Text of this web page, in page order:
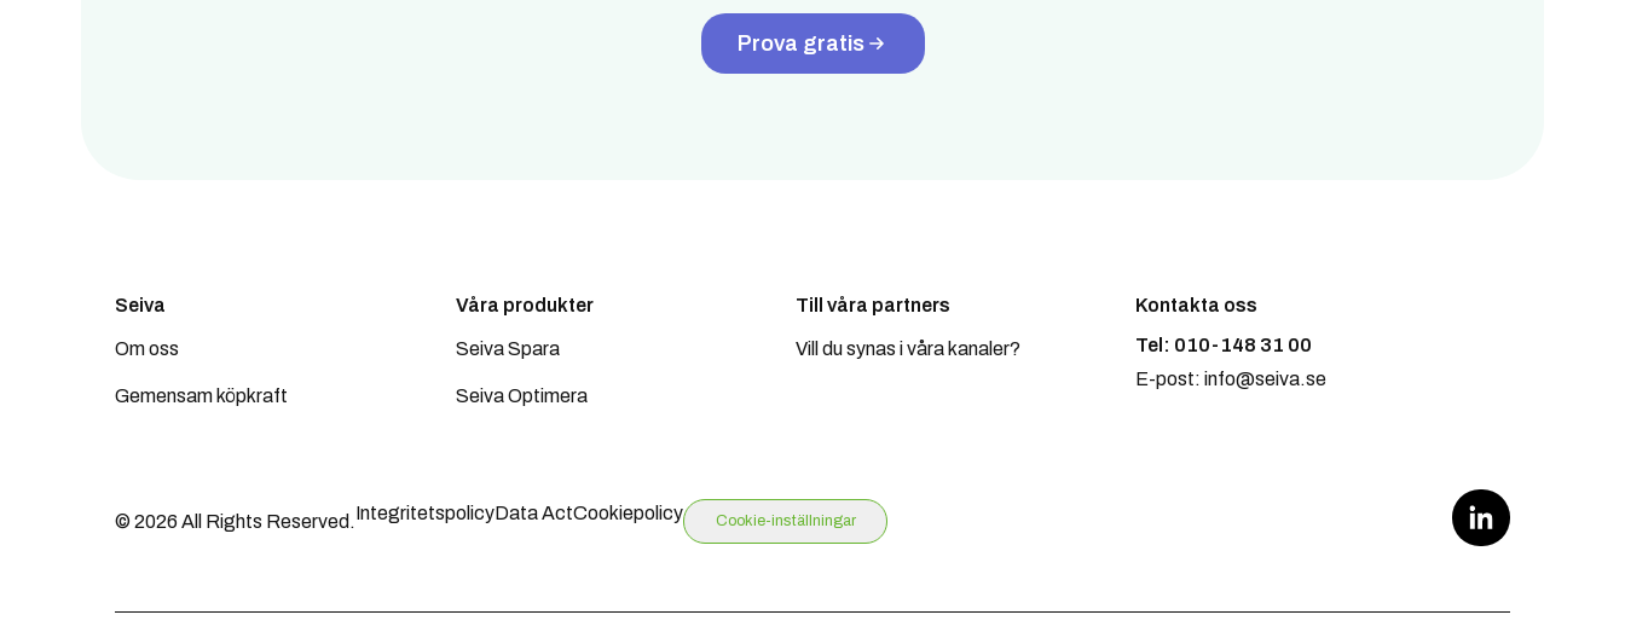
Prova gratis
Seiva
Om oss
Gemensam köpkraft
Våra produkter
Seiva Spara
Seiva Optimera
Till våra partners
Vill du synas i våra kanaler?
Kontakta oss
Tel: 010-148 31 00
E-post: info@seiva.se
© 2026 All Rights Reserved.IntegritetspolicyData ActCookiepolicy Cookie-inställningar